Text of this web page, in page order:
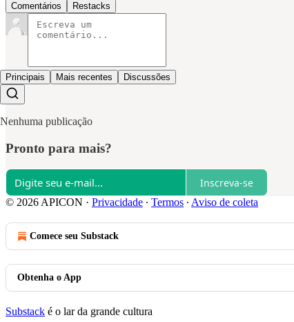
Comentários Restacks
Principais Mais recentes Discussões
Nenhuma publicação
Pronto para mais?
Inscreva-se
© 2026 APICON · Privacidade ∙ Termos ∙ Aviso de coleta
Comece seu Substack
Obtenha o App
Substack é o lar da grande cultura